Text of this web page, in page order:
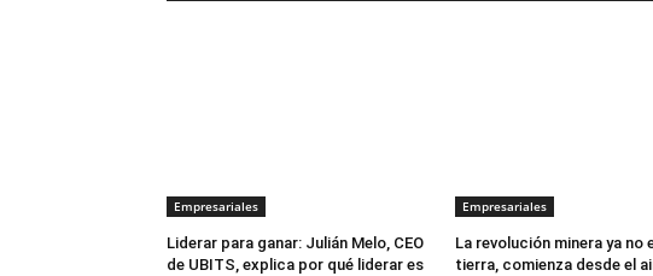
Empresariales
Liderar para ganar: Julián Melo, CEO
de UBITS, explica por qué liderar es
Empresariales
La revolución minera ya no
tierra, comienza desde el